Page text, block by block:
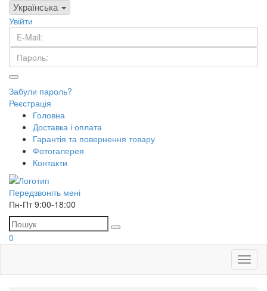
Українська
Увійти
Забули пароль?
Реєстрація
Головна
Доставка і оплата
Гарантія та повернення товару
Фотогалерея
Контакти
Передзвоніть мені
Пн-Пт 9:00-18:00
0